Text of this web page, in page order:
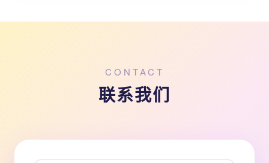
CONTACT
联系我们